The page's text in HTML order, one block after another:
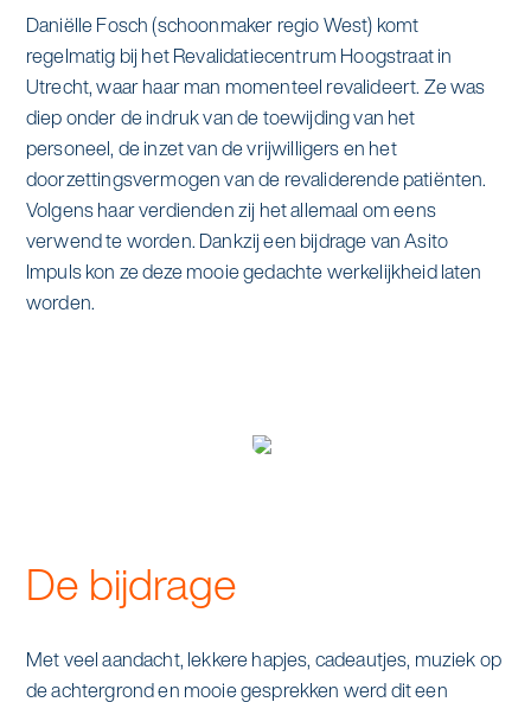
One Go
Zorgondersteuning
Vloermeester van One Go
alle diensten bekijken
Zorg
Artikelen
Kennisbank
Contact
Wij werken voor
Duurzaamheid & Asito
Zoeken
Daniëlle Fosch (schoonmaker regio West) komt
regelmatig bij het Revalidatiecentrum Hoogstraat in
Utrecht, waar haar man momenteel revalideert. Ze was
diep onder de indruk van de toewijding van het
personeel, de inzet van de vrijwilligers en het
doorzettingsvermogen van de revaliderende patiënten.
Volgens haar verdienden zij het allemaal om eens
verwend te worden. Dankzij een bijdrage van Asito
Impuls kon ze deze mooie gedachte werkelijkheid laten
worden.
De bijdrage
Met veel aandacht, lekkere hapjes, cadeautjes, muziek op
de achtergrond en mooie gesprekken werd dit een